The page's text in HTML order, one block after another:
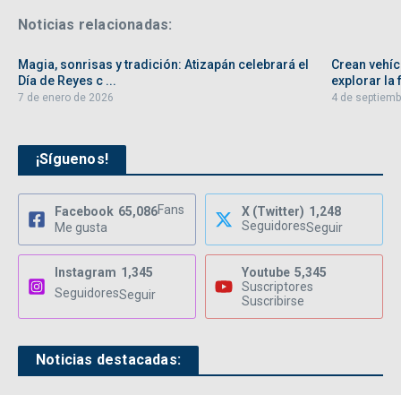
Noticias relacionadas:
Magia, sonrisas y tradición: Atizapán celebrará el
Día de Reyes c ...
7 de enero de 2026
Crean
explorar la
4 de
¡Síguenos!
Facebook 65,086Fans
Me gusta
X (Twitter) 1,248
SeguidoresSeguir
Instagram 1,345
SeguidoresSeguir
Youtube 5,345
Suscriptores
Suscribirse
Noticias destacadas: